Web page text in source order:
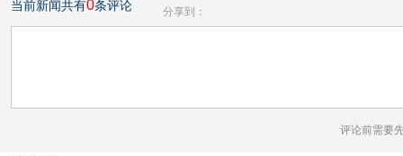
当前新闻共有0条评论 分享到：
评论前需要